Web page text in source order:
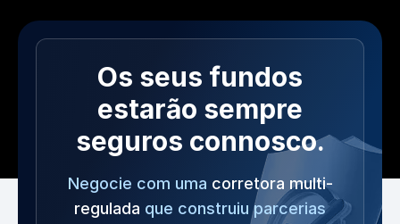
Os seus fundos
estarão sempre
seguros connosco.
Negocie com uma corretora multi-
regulada que construiu parcerias